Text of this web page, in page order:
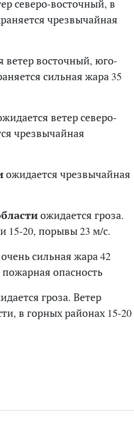
северо-восточный, в
чрезвычайная
ветер восточный, юго-
сильная жара 35
ветер северо-
чрезвычайная
ожидается чрезвычайная
ожидается гроза.
15-20, порывы 23 м/с.
сильная жара 42
пожарная опасность
гроза. Ветер
в горных районах 15-20